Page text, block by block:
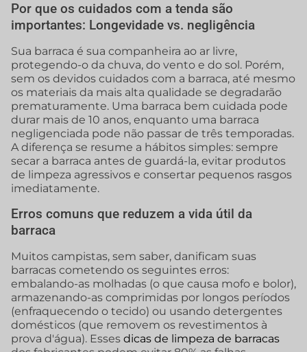
Por que os cuidados com a tenda são
importantes: Longevidade vs. negligência
Sua barraca é sua companheira ao ar livre,
protegendo-o da chuva, do vento e do sol. Porém,
sem os devidos cuidados com a barraca, até mesmo
os materiais da mais alta qualidade se degradarão
prematuramente. Uma barraca bem cuidada pode
durar mais de 10 anos, enquanto uma barraca
negligenciada pode não passar de três temporadas.
A diferença se resume a hábitos simples: sempre
secar a barraca antes de guardá-la, evitar produtos
de limpeza agressivos e consertar pequenos rasgos
imediatamente.
Erros comuns que reduzem a vida útil da
barraca
Muitos campistas, sem saber, danificam suas
barracas cometendo os seguintes erros:
embalando-as molhadas (o que causa mofo e bolor),
armazenando-as comprimidas por longos períodos
(enfraquecendo o tecido) ou usando detergentes
domésticos (que removem os revestimentos à
prova d'água). Esses dicas de limpeza de barracas